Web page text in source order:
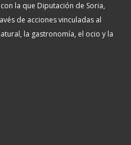
la que Diputación de Soria,
de acciones vinculadas al
la gastronomía, el ocio y la